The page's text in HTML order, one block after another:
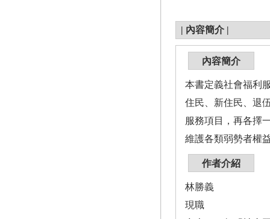
| 內容簡介 |
內容簡介
本書定義社會福利
住民、新住民、退
服務項目，再各擇
維護各類弱勢者權
作者介紹
林勝義
現職